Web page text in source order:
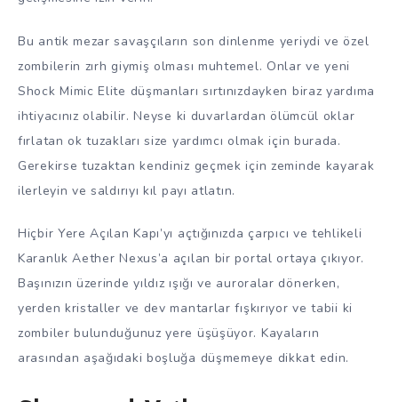
Bu antik mezar savaşçıların son dinlenme yeriydi ve özel
zombilerin zırh giymiş olması muhtemel. Onlar ve yeni
Shock Mimic Elite düşmanları sırtınızdayken biraz yardıma
ihtiyacınız olabilir. Neyse ki duvarlardan ölümcül oklar
fırlatan ok tuzakları size yardımcı olmak için burada.
Gerekirse tuzaktan kendiniz geçmek için zeminde kayarak
ilerleyin ve saldırıyı kıl payı atlatın.
Hiçbir Yere Açılan Kapı’yı açtığınızda çarpıcı ve tehlikeli
Karanlık Aether Nexus’a açılan bir portal ortaya çıkıyor.
Başınızın üzerinde yıldız ışığı ve auroralar dönerken,
yerden kristaller ve dev mantarlar fışkırıyor ve tabii ki
zombiler bulunduğunuz yere üşüşüyor. Kayaların
arasından aşağıdaki boşluğa düşmemeye dikkat edin.